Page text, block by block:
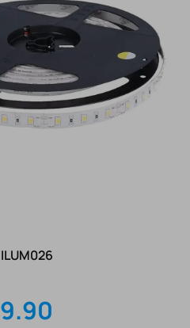
ILUM026